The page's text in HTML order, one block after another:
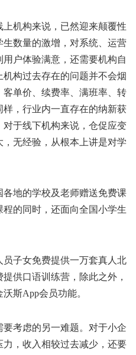
机构来说，已然迎来颠覆性
数量的激增，对系统、运营
户体验满意，还需要机构自
构过去存在的问题并不会烟
单价、续费率、满班率、转
，行业内一直存在的纳新获
于线下机构来说，仓促应变
无经验，从根本上讲是对学
地的学校及老师赠送免费课
的同时，还面向全国小学生
子女免费提供一万套真人北
供口语训练营，除此之外，
斯App会员功能。
考虑的另一难题。对于小企
，收入相较过去减少，还要